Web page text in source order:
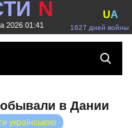
N
2026 01:41 1627 дней войны
UA
в Дании
українською